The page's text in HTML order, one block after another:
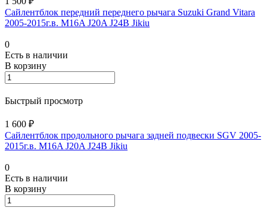
Сайлентблок передний переднего рычага Suzuki Grand Vitara
2005-2015г.в. M16A J20A J24B Jikiu
0
Есть в наличии
В корзину
Быстрый просмотр
1 600 ₽
Сайлентблок продольного рычага задней подвески SGV 2005-
2015г.в. M16A J20A J24B Jikiu
0
Есть в наличии
В корзину